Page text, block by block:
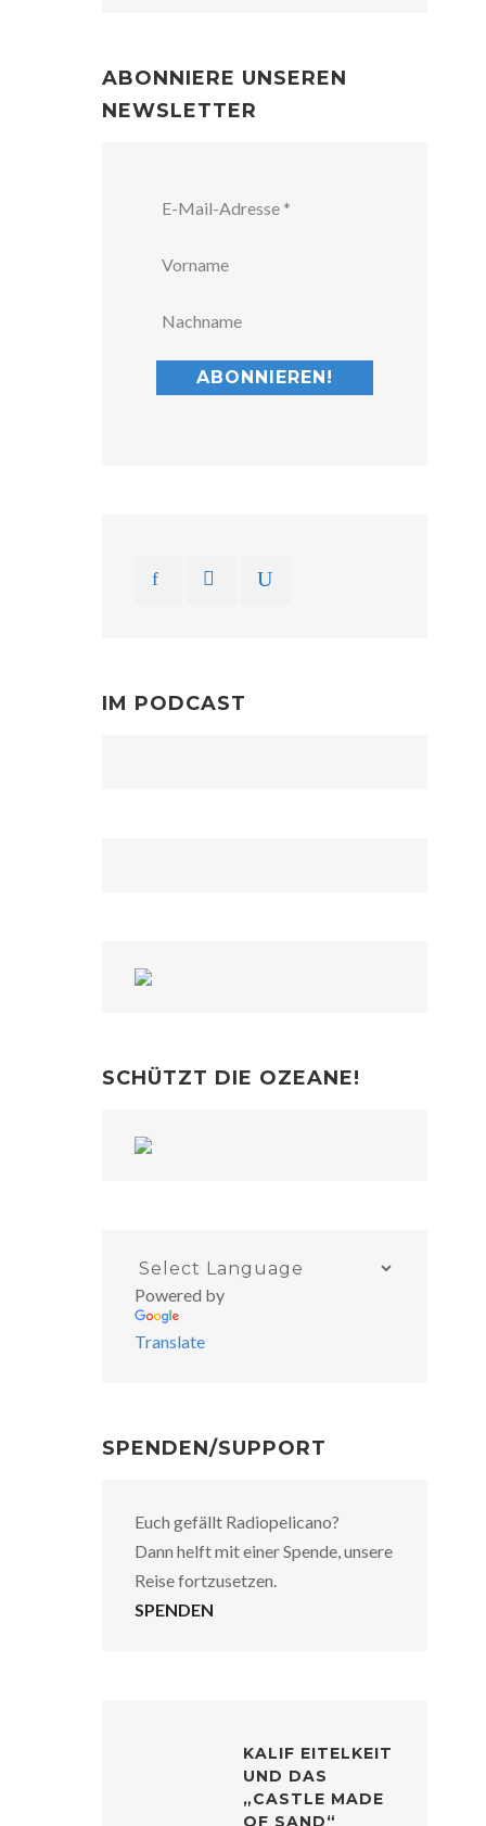
ABONNIERE UNSEREN
NEWSLETTER
IM PODCAST
SCHÜTZT DIE OZEANE!
Powered by
Translate
SPENDEN/SUPPORT
Euch gefällt Radiopelicano?
Dann helft mit einer Spende, unsere
Reise fortzusetzen.
SPENDEN
KALIF EITELKEIT
UND DAS
„CASTLE MADE
OF SAND“